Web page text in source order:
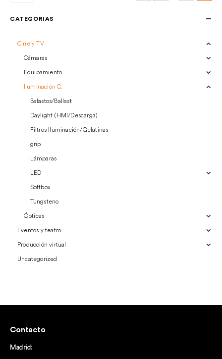
CATEGORIAS
Cine y TV
Cámaras
Equipamiento
Iluminación C.
Balastos/Ballast
Daylight (HMI/Descarga)
Filtros Iluminación/Gelatinas
grip
Lámparas
LED
Softbox
Tungsteno
Ópticas
Eventos y teatro
Producción virtual
Uncategorized
Contacto
Madrid: